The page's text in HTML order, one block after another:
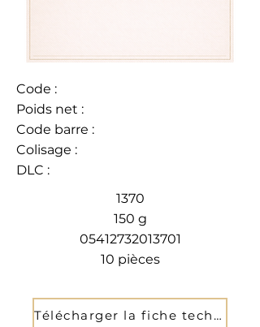
Code :
Poids net :
Code barre :
Colisage :
DLC :
1370
150 g
05412732013701
10 pièces
Télécharger la fiche technique